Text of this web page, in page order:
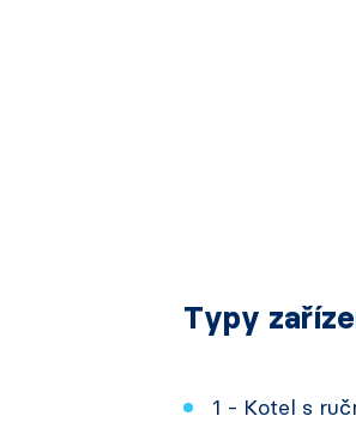
Typy
1 - Kotel s